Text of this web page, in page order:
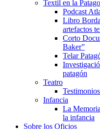
Textil en la
Podcast
Libro
artefactos
Corto
Baker”
Telar
patagón
Teatro
Infancia
La
la infancia
Sobre los Oficios